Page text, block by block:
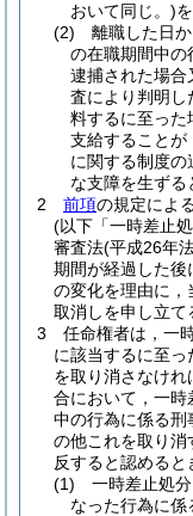
おいて同じ。)
(2)
離職した日
の在職期間中の
逮捕された場合
査により判明し
料するに至った
支給することが
に関する制度
な支障を生ずる
2
前項の規定によ
(以下「一時差止
審査法(平成26年
期間が経過した後
の変化を理由に，
取消しを申し立て
3
任命権者は，一
に該当するに至
を取り消さなけれ
合において，一時
中の行為に係る刑
の他これを取り消
反すると認めると
(1)
一時差止処
なった行為に